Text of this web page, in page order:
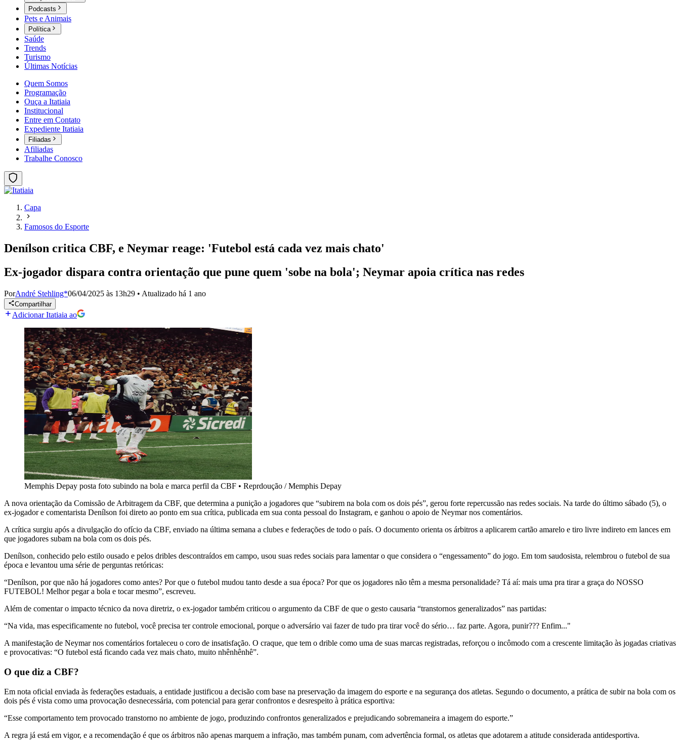
Podcasts
Pets e Animais
Política
Saúde
Trends
Turismo
Últimas Notícias
Quem Somos
Programação
Ouça a Itatiaia
Institucional
Entre em Contato
Expediente Itatiaia
Filiadas
Afiliadas
Trabalhe Conosco
Capa
Famosos do Esporte
Denílson critica CBF, e Neymar reage: 'Futebol está cada vez mais chato'
Ex-jogador dispara contra orientação que pune quem 'sobe na bola'; Neymar apoia crítica nas redes
PorAndré Stehling*06/04/2025 às 13h29 • Atualizado há 1 ano
Compartilhar
Adicionar Itatiaia ao
Memphis Depay posta foto subindo na bola e marca perfil da CBF • Reprdoução / Memphis Depay
A nova orientação da Comissão de Arbitragem da CBF, que determina a punição a jogadores que “subirem na bola com os dois pés”, gerou forte repercussão nas redes sociais. Na tarde do último sábado (5), o
ex-jogador e comentarista Denílson foi direto ao ponto em sua crítica, publicada em sua conta pessoal do Instagram, e ganhou o apoio de Neymar nos comentários.
A crítica surgiu após a divulgação do ofício da CBF, enviado na última semana a clubes e federações de todo o país. O documento orienta os árbitros a aplicarem cartão amarelo e tiro livre indireto em lances em
que jogadores subam na bola com os dois pés.
Denílson, conhecido pelo estilo ousado e pelos dribles descontraídos em campo, usou suas redes sociais para lamentar o que considera o “engessamento” do jogo. Em tom saudosista, relembrou o futebol de sua
época e levantou uma série de perguntas retóricas:
“Denílson, por que não há jogadores como antes? Por que o futebol mudou tanto desde a sua época? Por que os jogadores não têm a mesma personalidade? Tá aí: mais uma pra tirar a graça do NOSSO
FUTEBOL! Melhor pegar a bola e tocar mesmo”, escreveu.
Além de comentar o impacto técnico da nova diretriz, o ex-jogador também criticou o argumento da CBF de que o gesto causaria “transtornos generalizados” nas partidas:
“Na vida, mas especificamente no futebol, você precisa ter controle emocional, porque o adversário vai fazer de tudo pra tirar você do sério… faz parte. Agora, punir??? Enfim..."
A manifestação de Neymar nos comentários fortaleceu o coro de insatisfação. O craque, que tem o drible como uma de suas marcas registradas, reforçou o incômodo com a crescente limitação às jogadas criativas
e provocativas: “O futebol está ficando cada vez mais chato, muito nhênhênhê”.
O que diz a CBF?
Em nota oficial enviada às federações estaduais, a entidade justificou a decisão com base na preservação da imagem do esporte e na segurança dos atletas. Segundo o documento, a prática de subir na bola com os
dois pés é vista como uma provocação desnecessária, com potencial para gerar confrontos e desrespeito à prática esportiva:
“Esse comportamento tem provocado transtorno no ambiente de jogo, produzindo confrontos generalizados e prejudicando sobremaneira a imagem do esporte.”
A regra já está em vigor, e a recomendação é que os árbitros não apenas marquem a infração, mas também punam, com advertência formal, os atletas que adotarem a atitude considerada antidesportiva.